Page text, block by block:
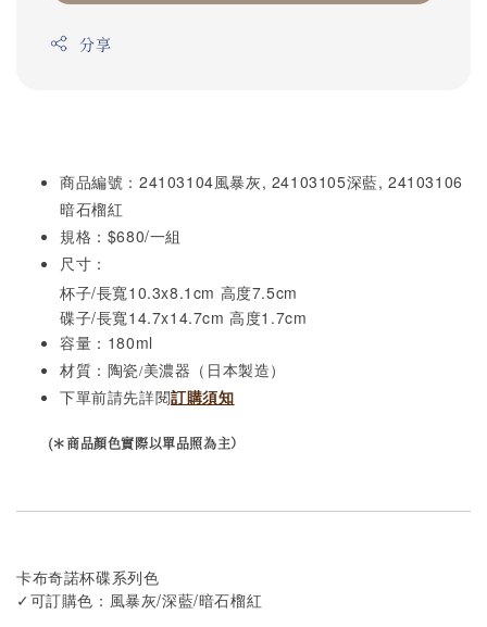
分享
商品編號：24103104風暴灰, 24103105深藍, 24103106
暗石榴紅
規格 ：$680/一組
尺寸：
杯子/長寬10.3x8.1cm 高度7.5cm
碟子/長寬 14.7x14.7cm高度1.7cm
容量：180ml
材質：陶瓷/美濃器 （日本製造）
下單前請先詳閱訂購須知
(＊商品顏色實際以單品照為主）
卡布奇諾杯碟系列色
✓可訂購色：風暴灰/深藍/暗石榴紅